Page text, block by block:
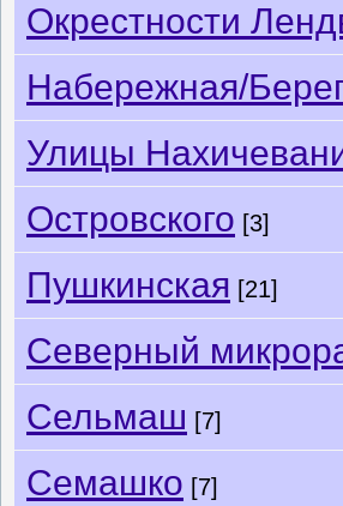
Окрестности
Набережная/
Улицы
Островского [3]
Пушкинская [21]
Северный
Сельмаш [7]
Семашко [7]